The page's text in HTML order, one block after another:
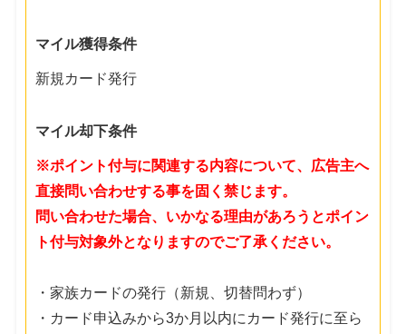
マイル獲得条件
新規カード発行
マイル却下条件
※ポイント付与に関連する内容について、広告主へ
直接問い合わせする事を固く禁じます。
問い合わせた場合、いかなる理由があろうとポイン
ト付与対象外となりますのでご了承ください。
・家族カードの発行（新規、切替問わず）
・カード申込みから3か月以内にカード発行に至ら